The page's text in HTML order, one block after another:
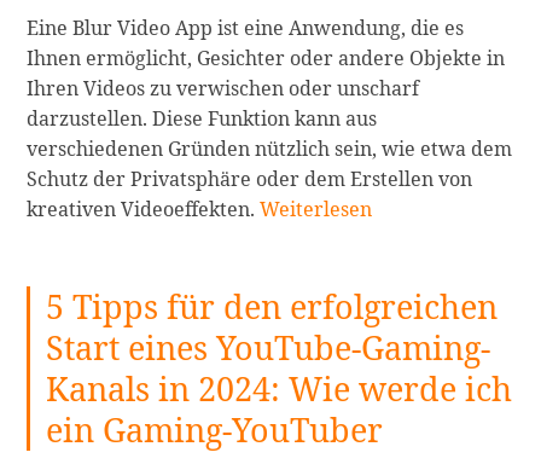
Eine Blur Video App ist eine Anwendung, die es
Ihnen ermöglicht, Gesichter oder andere Objekte in
Ihren Videos zu verwischen oder unscharf
darzustellen. Diese Funktion kann aus
verschiedenen Gründen nützlich sein, wie etwa dem
Schutz der Privatsphäre oder dem Erstellen von
kreativen Videoeffekten.Die
Blur
Video
Apps,
um
Gesichter
schnell
Weiterlesen
5 Tipps für den erfolgreichen
Start eines YouTube-Gaming-
Kanals in 2024: Wie werde ich
ein Gaming-YouTuber